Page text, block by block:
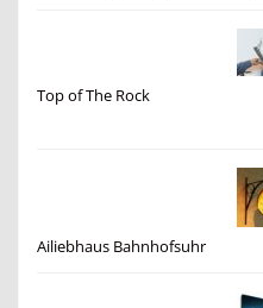
Top of The Rock
Ailiebhaus Bahnhofsuhr